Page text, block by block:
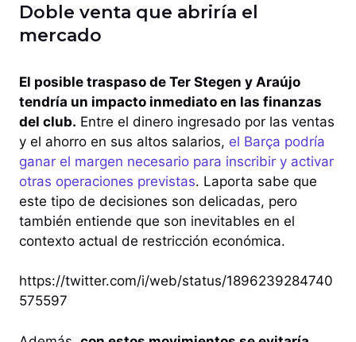
Doble venta que abriría el
mercado
El posible traspaso de Ter Stegen y Araújo
tendría un impacto inmediato en las finanzas
del club. Entre el dinero ingresado por las ventas
y el ahorro en sus altos salarios, el Barça podría
ganar el margen necesario para inscribir y activar
otras operaciones previstas. Laporta sabe que
este tipo de decisiones son delicadas, pero
también entiende que son inevitables en el
contexto actual de restricción económica.
https://twitter.com/i/web/status/1896239284740
575597